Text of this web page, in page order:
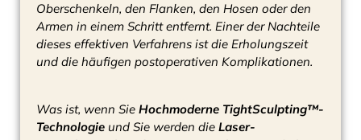
Oberschenkeln, den Flanken, den Hosen oder den
Armen in einem Schritt entfernt. Einer der Nachteile
dieses effektiven Verfahrens ist die Erholungszeit
und die häufigen postoperativen Komplikationen.
Was ist, wenn Sie Hochmoderne TightSculpting™-
Technologie und Sie werden die Laser-